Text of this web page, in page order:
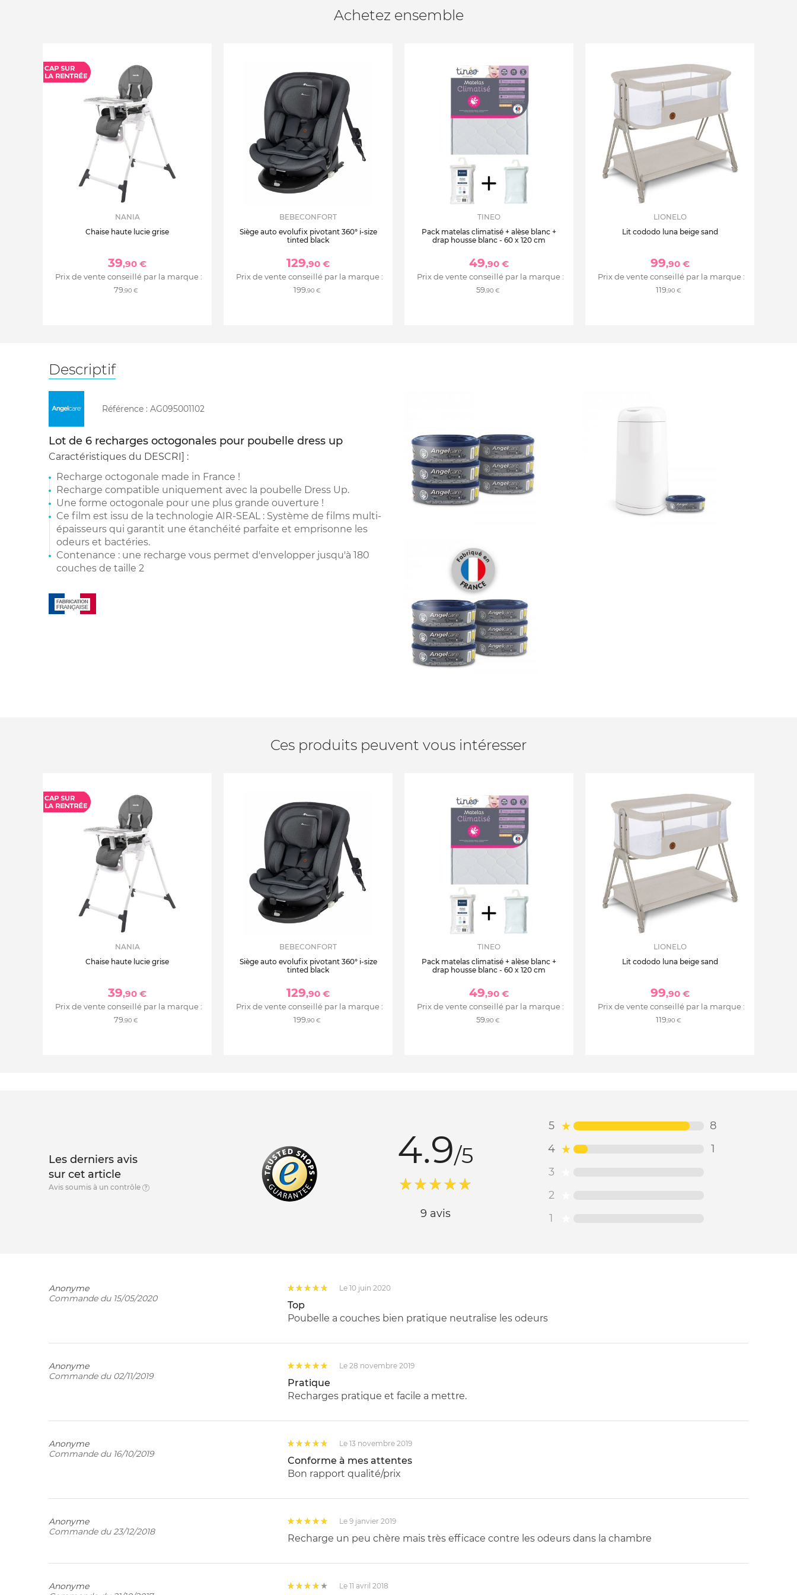
Achetez ensemble
NANIA
Chaise haute lucie grise
39,90 €
Prix de vente conseillé par la marque :
79,90 €
BEBECONFORT
Siège auto evolufix pivotant 360° i-size
tinted black
129,90 €
Prix de vente conseillé par la marque :
199,90 €
TINEO
Pack matelas climatisé + alèse blanc +
drap housse blanc - 60 x 120 cm
49,90 €
Prix de vente conseillé par la marque :
59,90 €
LIONELO
Lit cododo luna beige sand
99,90 €
Prix de vente conseillé par la marque :
119,90 €
Descriptif
Référence : AG095001102
Lot de 6 recharges octogonales pour poubelle dress up
Caractéristiques du DESCRI] :
Recharge octogonale made in France !
Recharge compatible uniquement avec la poubelle Dress Up.
Une forme octogonale pour une plus grande ouverture !
Ce film est issu de la technologie AIR-SEAL : Système de films multi-
épaisseurs qui garantit une étanchéité parfaite et emprisonne les
odeurs et bactéries.
Contenance : une recharge vous permet d'envelopper jusqu'à 180
couches de taille 2
Ces produits peuvent vous intéresser
NANIA
Chaise haute lucie grise
39,90 €
Prix de vente conseillé par la marque :
79,90 €
BEBECONFORT
Siège auto evolufix pivotant 360° i-size
tinted black
129,90 €
Prix de vente conseillé par la marque :
199,90 €
TINEO
Pack matelas climatisé + alèse blanc +
drap housse blanc - 60 x 120 cm
49,90 €
Prix de vente conseillé par la marque :
59,90 €
LIONELO
Lit cododo luna beige sand
99,90 €
Prix de vente conseillé par la marque :
119,90 €
Les derniers avis
sur cet article
Avis soumis à un contrôle
4.9/5
9 avis
5
8
4
1
3
2
1
Anonyme
Commande du 15/05/2020
Le 10 juin 2020
Top
Poubelle a couches bien pratique neutralise les odeurs
Anonyme
Commande du 02/11/2019
Le 28 novembre 2019
Pratique
Recharges pratique et facile a mettre.
Anonyme
Commande du 16/10/2019
Le 13 novembre 2019
Conforme à mes attentes
Bon rapport qualité/prix
Anonyme
Commande du 23/12/2018
Le 9 janvier 2019
Recharge un peu chère mais très efficace contre les odeurs dans la chambre
Anonyme
Le 11 avril 2018